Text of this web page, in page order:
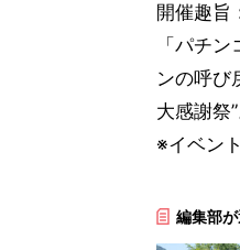
開催趣旨
「パチ
ンの呼び
大感謝祭”
※イベン
編集部